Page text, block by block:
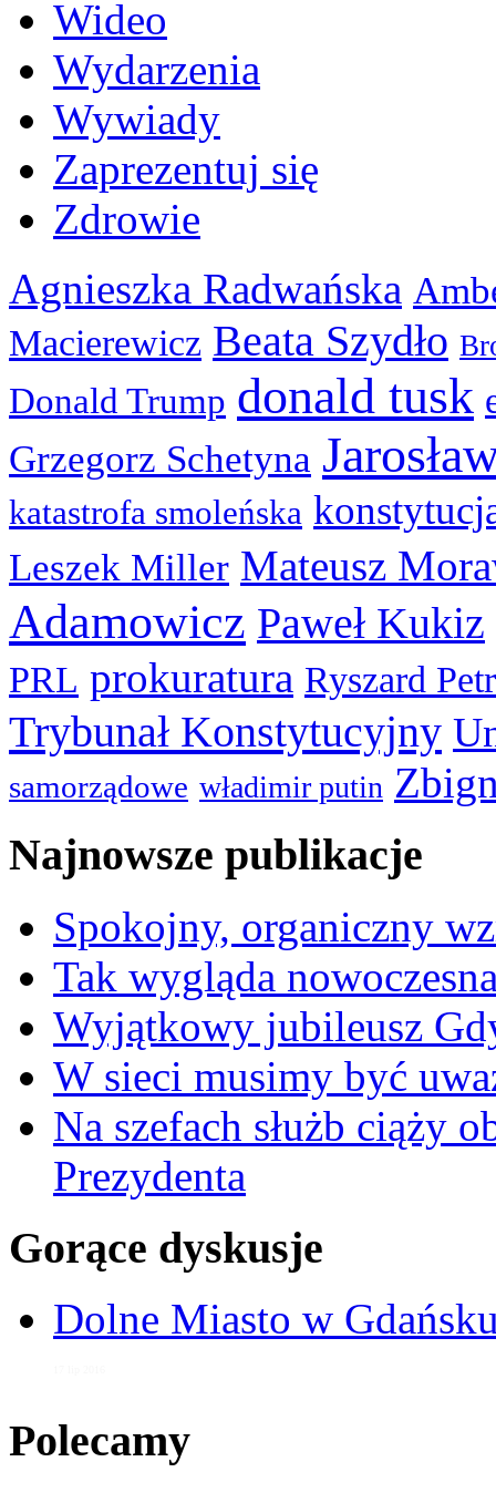
Wideo
Wydarzenia
Wywiady
Zaprezentuj się
Zdrowie
Agnieszka Radwańska
Macierewicz Beata Szydło
Donald Trump donald tusk
Grzegorz Schetyna
katastrofa smoleńska
Leszek Miller Mateusz
Adamowicz Paweł Kukiz
PRL prokuratura Ryszard
Trybunał Konstytucyjny
samorządowe władimir putin
Najnowsze publikacje
Spokojny, organiczny
Tak wygląda
Wyjątkowy jubileusz
W sieci musimy być
Na szefach służb ciąży
Prezydenta
Gorące dyskusje
Dolne Miasto w
Polecamy